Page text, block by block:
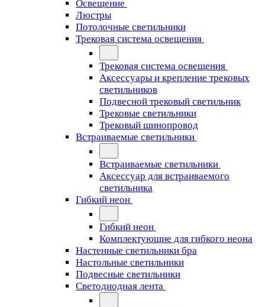
Освещение
Люстры
Потолочные светильники
Трековая система освещения
Трековая система освещения
Аксессуары и крепление трековых
светильников
Подвесной трековый светильник
Трековые светильники
Трековый шинопровод
Встраиваемые светильники
Встраиваемые светильники
Аксессуар для встраиваемого
светильника
Гибкий неон
Гибкий неон
Комплектующие для гибкого неона
Настенные светильники бра
Настольные светильники
Подвесные светильники
Светодиодная лента